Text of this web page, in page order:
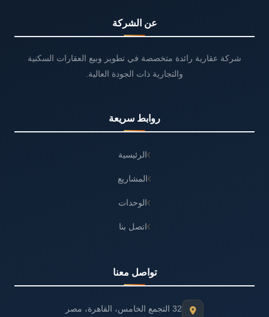
عن الشركة
شركة عقارية رائدة متخصصة في تطوير وبيع العقارات السكنية
والتجارية ذات الجودة العالية.
روابط سريعة
الرئيسية
المشاريع
الوحدات
اتصل بنا
تواصل معنا
32 التجمع الخامس، القاهرة، مصر